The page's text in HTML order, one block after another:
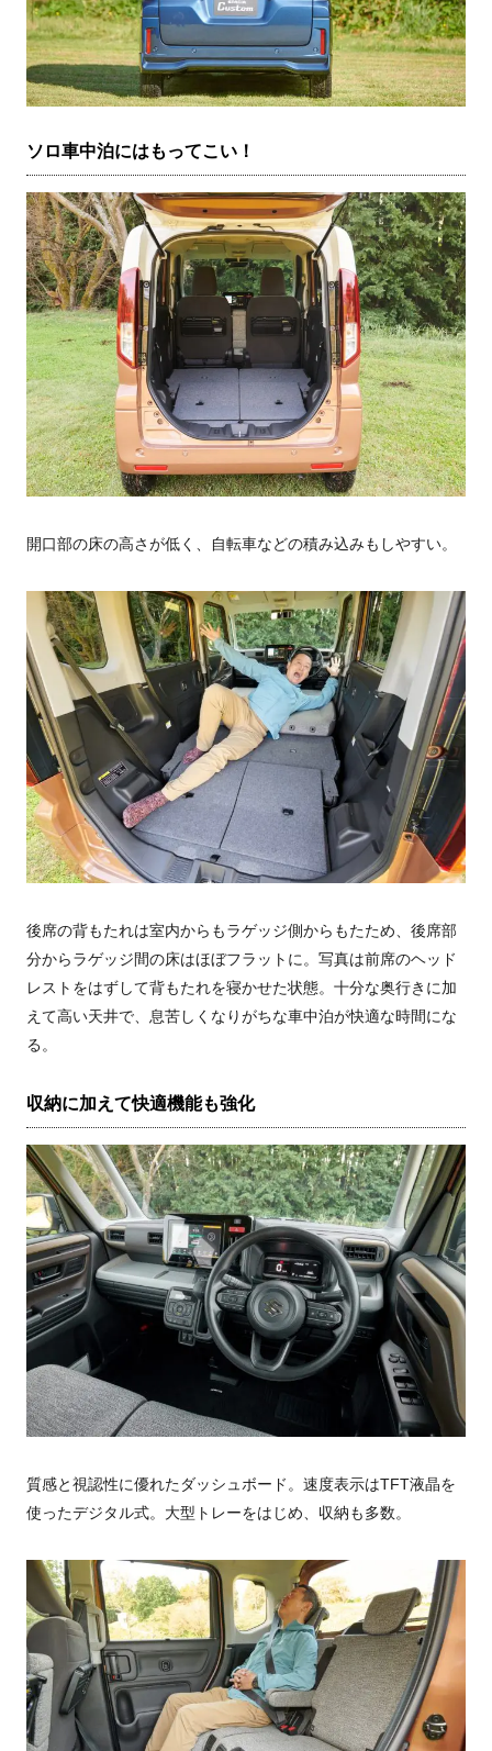
ソロ車中泊にはもってこい！
開口部の床の高さが低く、自転車などの積み込みもしやすい。
後席の背もたれは室内からもラゲッジ側からもたため、後席部
分からラゲッジ間の床はほぼフラットに。写真は前席のヘッド
レストをはずして背もたれを寝かせた状態。十分な奥行きに加
えて高い天井で、息苦しくなりがちな車中泊が快適な時間にな
る。
収納に加えて快適機能も強化
質感と視認性に優れたダッシュボード。速度表示はTFT液晶を
使ったデジタル式。大型トレーをはじめ、収納も多数。